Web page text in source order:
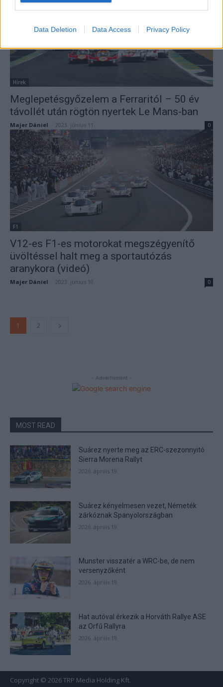
Data Deletion Data Access Privacy Policy
Hírek
Meglepetésgyőzelem a Ferraritól – 50 év
távollét után rögtön nyertek Le Mans-ban
Majer Dániel 2023. június 11. 0
F1
V12-es F1-es motorokat megszégyenítő
üvöltéssel halt meg a sportautózás
aranykora (videó)
Majer Dániel 2023. június 10. 0
1 2
- Advertisment -
MOST READ
Suárez nyerte meg az ERC-szezonnyitó
Sierra Morena Rallyt
2026. április 19.
Suárez kényelmesen vezet, Németék
zárkóznak Spanyolországban
2026. április 19.
Munster visszatér a WRC-be, de nem
versenyzőként
2026. április 19.
Hat autóval érkezik a Horváth Rallye ASE
az Orfű Rallyra
2026. április 19.
Copyright © 2026 TRP Media Holding Kft.